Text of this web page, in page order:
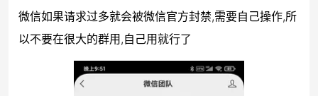
微信如果请求过多就会被微信官方封禁,需要自己操作,所
以不要在很大的群用,自己用就行了